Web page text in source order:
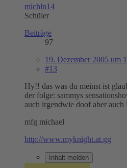
michln14
Schüler
Beiträge
97
19. Dezember 2005 um
#13
Hy!! das was du meinst ist
der folge: sammys
auch irgendwie doof aber auch
mfg michael
http://www.myknight.at.gg
Inhalt melden